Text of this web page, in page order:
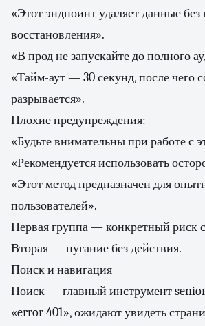
«Этот эндпоинт удаляет данные
восстановления».
«В прод не запускайте до полного
«Тайм-аут — 30 секунд, после чего
разрывается».
Плохие предупреждения:
«Будьте внимательны при работе с
«Рекомендуется использовать
«Этот метод предназначен для
пользователей».
Первая группа — конкретный риск
Вторая — пугание без действия.
Поиск и навигация
Поиск — главный инструмент
«error 401», ожидают увидеть